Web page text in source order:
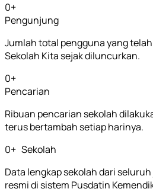
0+
Pengunjung
Jumlah total pengguna yang
Sekolah Kita sejak diluncurkan.
0+
Pencarian
Ribuan pencarian sekolah
terus bertambah setiap harinya.
0+ Sekolah
Data lengkap sekolah dari
resmi di sistem Pusdatin